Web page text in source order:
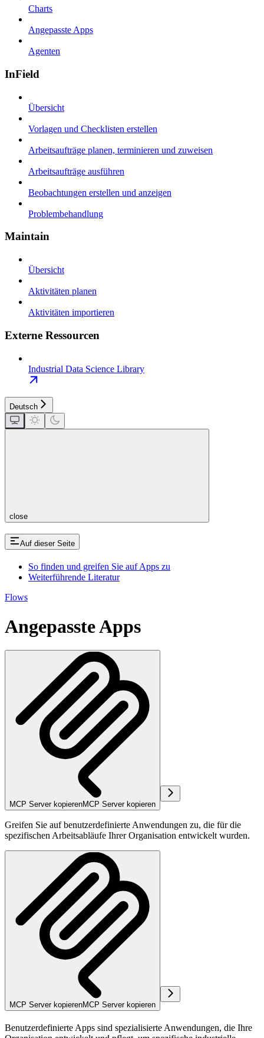
Charts
Angepasste Apps
Agenten
InField
Übersicht
Vorlagen und Checklisten erstellen
Arbeitsaufträge planen, terminieren und zuweisen
Arbeitsaufträge ausführen
Beobachtungen erstellen und anzeigen
Problembehandlung
Maintain
Übersicht
Aktivitäten planen
Aktivitäten importieren
Externe Ressourcen
Industrial Data Science Library
Deutsch
close
Auf dieser Seite
So finden und greifen Sie auf Apps zu
Weiterführende Literatur
Flows
Angepasste Apps
MCP Server kopierenMCP Server kopieren
Greifen Sie auf benutzerdefinierte Anwendungen zu, die für die
spezifischen Arbeitsabläufe Ihrer Organisation entwickelt wurden.
MCP Server kopierenMCP Server kopieren
Benutzerdefinierte Apps sind spezialisierte Anwendungen, die Ihre